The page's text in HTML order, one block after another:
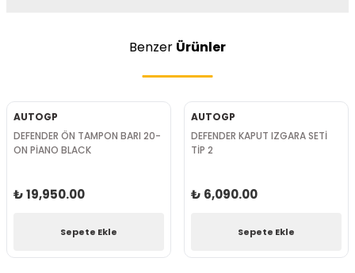
Benzer Ürünler
AUTOGP
DEFENDER ÖN TAMPON BARI 20-
ON PİANO BLACK
₺ 19,950.00
Sepete Ekle
AUTOGP
DEFENDER KAPUT IZGARA SETİ
TİP 2
₺ 6,090.00
Sepete Ekle